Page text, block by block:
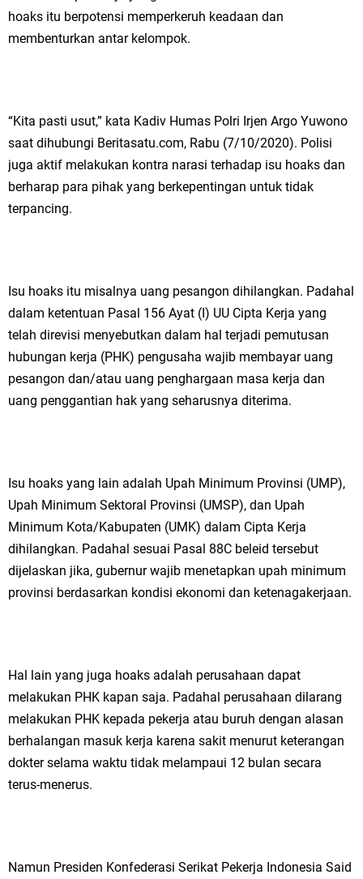
hoaks itu berpotensi memperkeruh keadaan dan
membenturkan antar kelompok.
“Kita pasti usut,” kata Kadiv Humas Polri Irjen Argo Yuwono
saat dihubungi Beritasatu.com, Rabu (7/10/2020). Polisi
juga aktif melakukan kontra narasi terhadap isu hoaks dan
berharap para pihak yang berkepentingan untuk tidak
terpancing.
Isu hoaks itu misalnya uang pesangon dihilangkan. Padahal
dalam ketentuan Pasal 156 Ayat (I) UU Cipta Kerja yang
telah direvisi menyebutkan dalam hal terjadi pemutusan
hubungan kerja (PHK) pengusaha wajib membayar uang
pesangon dan/atau uang penghargaan masa kerja dan
uang penggantian hak yang seharusnya diterima.
Isu hoaks yang lain adalah Upah Minimum Provinsi (UMP),
Upah Minimum Sektoral Provinsi (UMSP), dan Upah
Minimum Kota/Kabupaten (UMK) dalam Cipta Kerja
dihilangkan. Padahal sesuai Pasal 88C beleid tersebut
dijelaskan jika, gubernur wajib menetapkan upah minimum
provinsi berdasarkan kondisi ekonomi dan ketenagakerjaan.
Hal lain yang juga hoaks adalah perusahaan dapat
melakukan PHK kapan saja. Padahal perusahaan dilarang
melakukan PHK kepada pekerja atau buruh dengan alasan
berhalangan masuk kerja karena sakit menurut keterangan
dokter selama waktu tidak melampaui 12 bulan secara
terus-menerus.
Namun Presiden Konfederasi Serikat Pekerja Indonesia Said